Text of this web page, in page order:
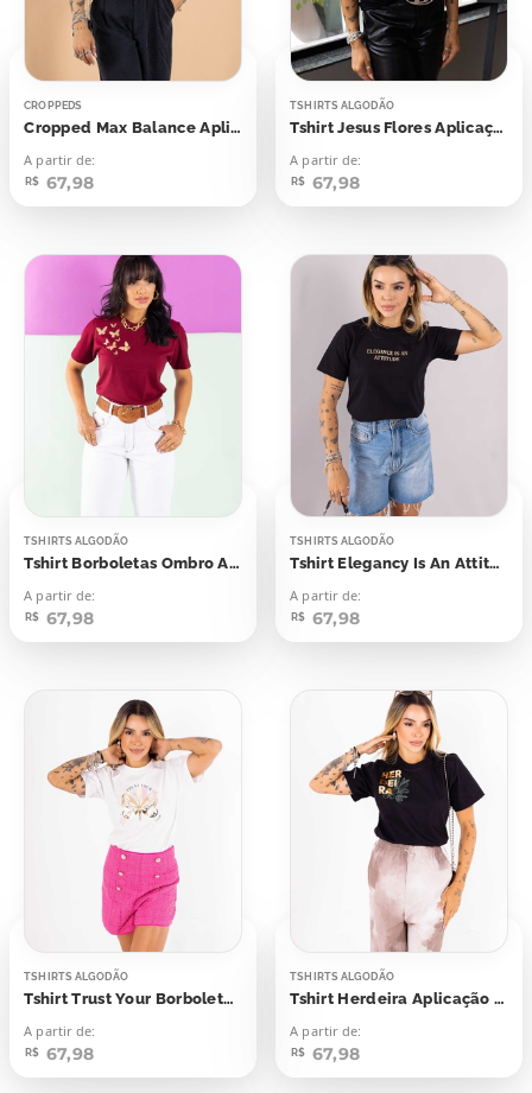
CROPPEDS
Cropped Max Balance Aplicação Foil
A partir de:
R$ 67,98
TSHIRTS ALGODÃO
Tshirt Jesus Flores Aplicação Foil
A partir de:
R$ 67,98
TSHIRTS ALGODÃO
Tshirt Borboletas Ombro Aplicação Foil
A partir de:
R$ 67,98
TSHIRTS ALGODÃO
Tshirt Elegancy Is An Attitude Aplicação Foil Dourado
A partir de:
R$ 67,98
TSHIRTS ALGODÃO
Tshirt Trust Your Borboleta Aplicação Foil
A partir de:
R$ 67,98
TSHIRTS ALGODÃO
Tshirt Herdeira Aplicação Foil
A partir de:
R$ 67,98